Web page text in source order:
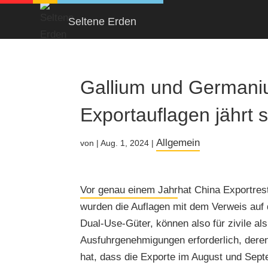
Seltene Erden
Gallium und
Exportauflagen jährt
von |Aug. 1, 2024 |Allgemein
Vor genau einem Jahrhat China
wurden die Auflagen mit dem Verweis
Dual-Use-Güter, können also für zivile
Ausfuhrgenehmigungen erforderlich,
hat, dass die Exporte im August und